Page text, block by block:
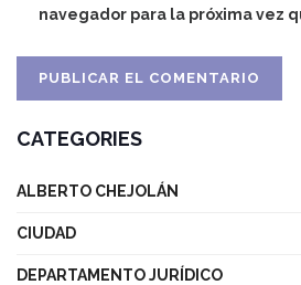
navegador para la próxima vez
CATEGORIES
ALBERTO CHEJOLÁN
CIUDAD
DEPARTAMENTO JURÍDICO